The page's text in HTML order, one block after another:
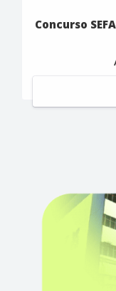
Concurso